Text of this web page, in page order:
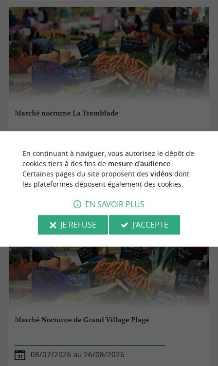
Marché nocturne La Tremblade
La Tremblade
Marchés
Marché Nocturne de Grand Village Plage
08/07/2026 au 26/08/2026
En continuant à naviguer, vous autorisez le dépôt de
cookies tiers à des fins de mesure d'audience.
Certaines pages du site proposent des vidéosdont
les plateformes déposent également des cookies.
EN SAVOIR PLUS
JE REFUSE
J'ACCEPTE